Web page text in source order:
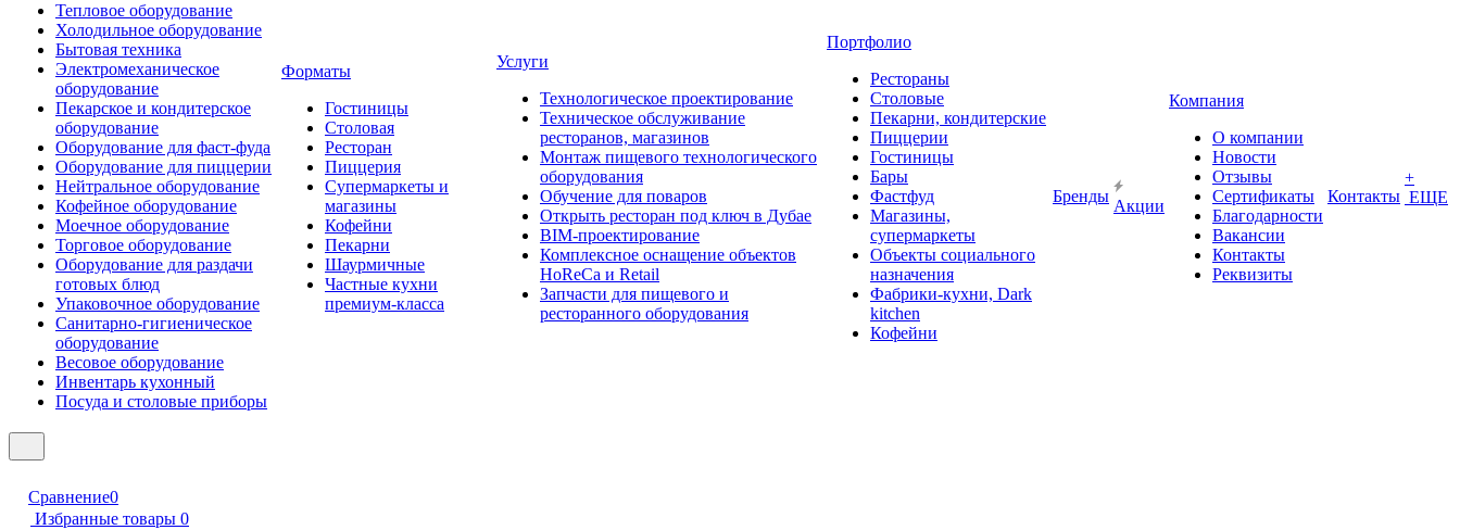
Тепловое оборудование
Холодильное оборудование
Бытовая техника
Электромеханическое
оборудование
Пекарское и кондитерское
оборудование
Оборудование для фаст-фуда
Оборудование для пиццерии
Нейтральное оборудование
Кофейное оборудование
Моечное оборудование
Торговое оборудование
Оборудование для раздачи
готовых блюд
Упаковочное оборудование
Санитарно-гигиеническое
оборудование
Весовое оборудование
Инвентарь кухонный
Посуда и столовые приборы
Форматы
Гостиницы
Столовая
Ресторан
Пиццерия
Супермаркеты и
магазины
Кофейни
Пекарни
Шаурмичные
Частные кухни
премиум-класса
Услуги
Технологическое проектирование
Техническое обслуживание
ресторанов, магазинов
Монтаж пищевого технологического
оборудования
Обучение для поваров
Открыть ресторан под ключ в Дубае
BIM-проектирование
Комплексное оснащение объектов
HoReCa и Retail
Запчасти для пищевого и
ресторанного оборудования
Портфолио
Рестораны
Столовые
Пекарни, кондитерские
Пиццерии
Гостиницы
Бары
Фастфуд
Магазины,
супермаркеты
Объекты социального
назначения
Фабрики-кухни, Dark
kitchen
Кофейни
Бренды
Акции
Компания
О компании
Новости
Отзывы
Сертификаты
Благодарности
Вакансии
Контакты
Реквизиты
Контакты
+
ЕЩЕ
Сравнение0
Избранные товары 0